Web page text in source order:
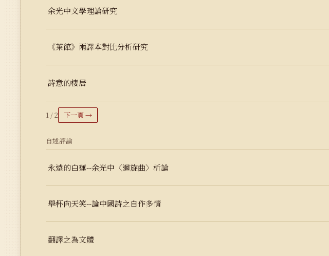
余光中文學理論研究
《茶館》兩譯本對比分析研究
詩意的棲居
1 / 2 下一頁 →
自述評論
永遠的白蓮--余光中〈迴旋曲〉析論
舉杯向天笑--論中國詩之自作多情
翻譯之為文體